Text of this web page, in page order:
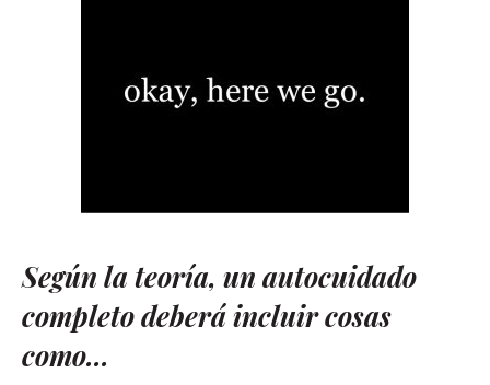
Según la teoría, un autocuidado
completo deberá incluir cosas
como…